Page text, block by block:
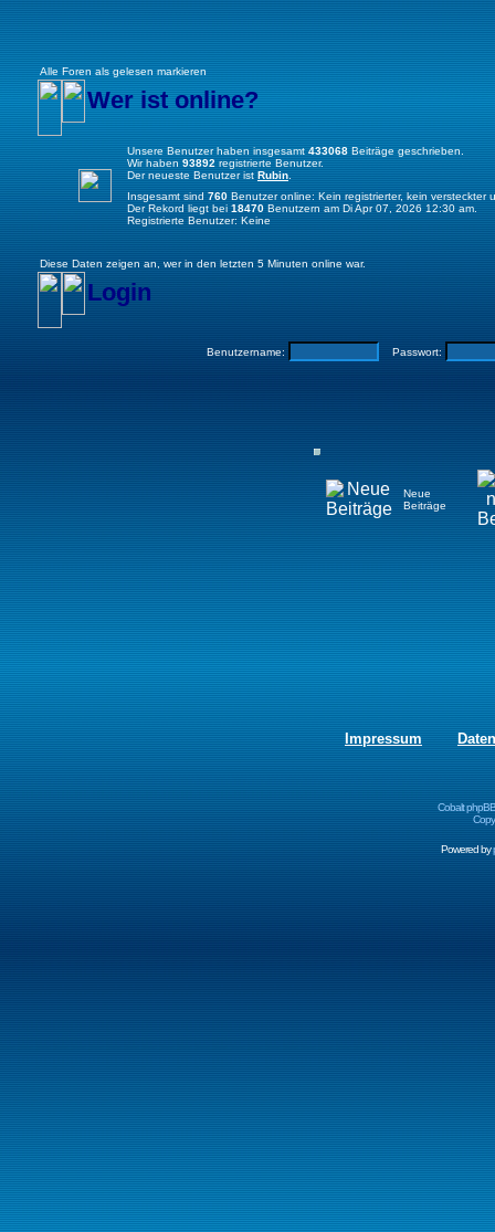
Alle Foren als gelesen markieren
Wer ist online?
Unsere Benutzer haben insgesamt 433068 Beiträge geschrieben.
Wir haben 93892 registrierte Benutzer.
Der neueste Benutzer ist Rubin
Insgesamt sind 760 Benutzer online: Kein registrierter, kein
Der Rekord liegt bei 18470 Benutzern am Di Apr 07, 2026 12:30 am.
Registrierte Benutzer: Keine
Diese Daten zeigen an, wer in den letzten 5 Minuten online war.
Login
Benutzername: Passwort:
Neue
Beiträge
Impressum
Cobalt
Powered by